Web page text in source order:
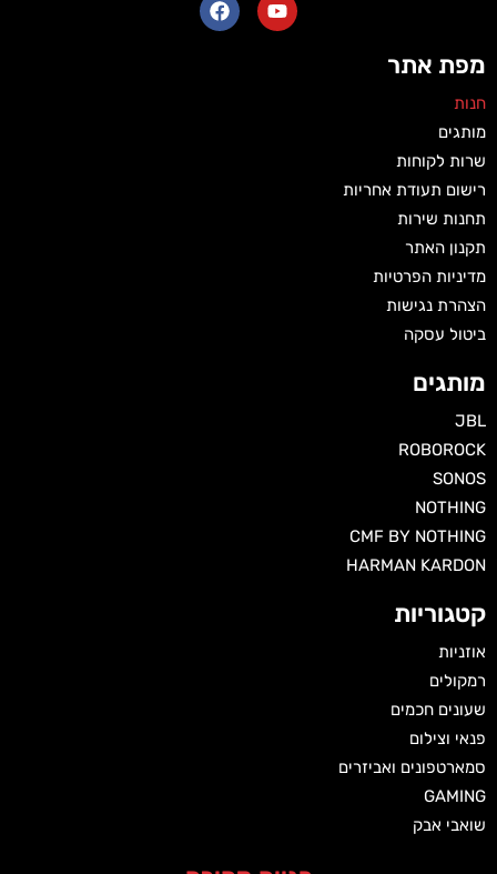
מפת אתר
חנות
מותגים
שרות לקוחות
רישום תעודת אחריות
תחנות שירות
תקנון האתר
מדיניות הפרטיות
הצהרת נגישות
ביטול עסקה
מותגים
JBL
ROBOROCK
SONOS
NOTHING
CMF BY NOTHING
HARMAN KARDON‏
קטגוריות
אוזניות
רמקולים
שעונים חכמים
פנאי וצילום
סמארטפונים ואביזרים
GAMING
שואבי אבק